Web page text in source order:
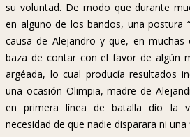
su voluntad. De modo que durante
en alguno de los bandos, una postura
causa de Alejandro y que, en muchas
baza de contar con el favor de algún
argéada, lo cual producía resultados
una ocasión Olimpia, madre de
en primera línea de batalla dio la
necesidad de que nadie disparara ni una